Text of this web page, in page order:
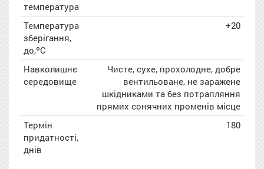
температура
Температура
зберігання,
до,ºC
+20
Навколишнє
середовище
Чисте, сухе, прохолодне, добре
вентильоване, не заражене
шкідниками та без потрапляння
прямих сонячних променів місце
Термін
придатності,
днів
180